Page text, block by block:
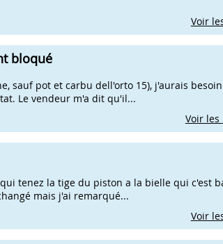
Voir
bloqué
sauf pot et carbu dell'orto 15), j'aurais
Le vendeur m'a dit qu'il...
Voir les
tenez la tige du piston a la bielle qui c'est
mais j'ai remarqué...
Voir